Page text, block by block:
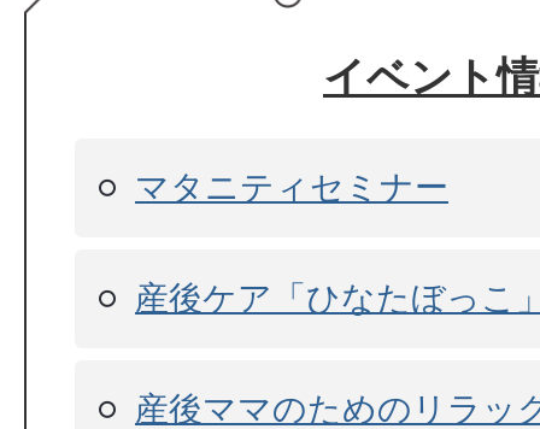
イベント
マタニティセミナー
産後ケア「ひなたぼっこ
産後ママのためのリラッ